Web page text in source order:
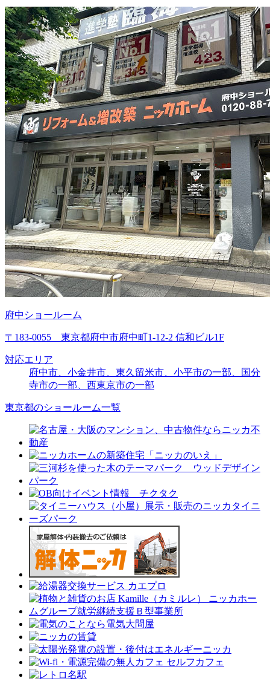
府中ショールーム
〒183-0055 東京都府中市府中町1-12-2 信和ビル1F
対応エリア
府中市、小金井市、東久留米市、 小平市の一部
国分
寺市の一部
西東京市の一部
東京都のショールーム一覧